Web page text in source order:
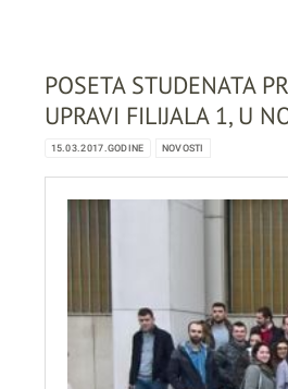
POSETA STUDENATA
UPRAVI FILIJALA 1, U
15.03.2017.GODINE NOVOSTI